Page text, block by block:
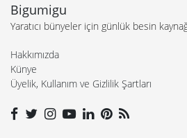
Bigumigu
Yaratıcı bünyeler için günlük besin
Hakkımızda
Künye
Üyelik, Kullanım ve Gizlilik Şartları